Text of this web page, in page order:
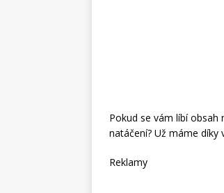
Pokud se vám líbí
natáčení? Už máme
Reklamy